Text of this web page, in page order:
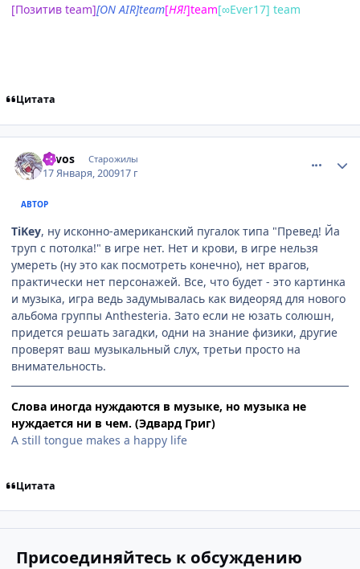
[Позитив team][ON AIR]team[НЯ!]team[∞Ever17] team
Цитата
Lavos Старожилы
17 Января, 200917 г
АВТОР
TiKey, ну исконно-американский пугалок типа "Превед! Йа
труп с потолка!" в игре нет. Нет и крови, в игре нельзя
умереть (ну это как посмотреть конечно), нет врагов,
практически нет персонажей. Все, что будет - это картинка
и музыка, игра ведь задумывалась как видеоряд для нового
альбома группы Anthesteria. Зато если не юзать солюшн,
придется решать загадки, одни на знание физики, другие
проверят ваш музыкальный слух, третьи просто на
внимательность.
Слова иногда нуждаются в музыке, но музыка не
нуждается ни в чем. (Эдвард Григ)
A still tongue makes a happy life
Цитата
Присоединяйтесь к обсуждению